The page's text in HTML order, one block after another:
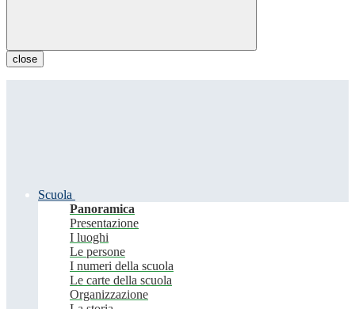
close
Scuola
Panoramica
Presentazione
I luoghi
Le persone
I numeri della scuola
Le carte della scuola
Organizzazione